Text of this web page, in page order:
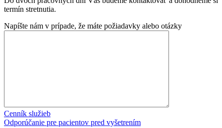
termín stretnutia.
Napíšte nám v prípade, že máte požiadavky alebo otázky
Cenník služieb
Odporúčanie pre pacientov pred vyšetrením